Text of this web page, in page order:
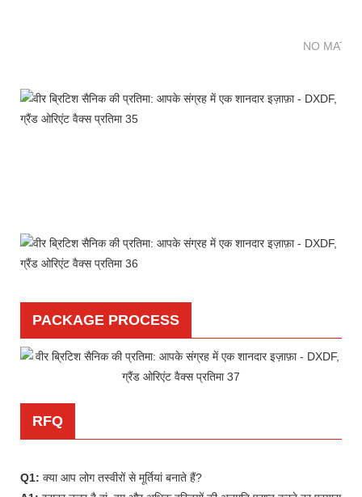
NO
PACKAGE PROCESS
RFQ
Q1: क्या आप लोग तस्वीरों से मूर्तियां बनाते हैं?